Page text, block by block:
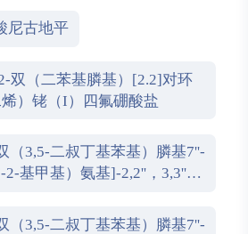
尼古地平
双（二苯基膦基）[2.2]对环
）铑（I）四氟硼酸盐
（3,5-二叔丁基苯基）膦基7''-
基甲基）氨基]-2,2''，3,3''-
（3,5-二叔丁基苯基）膦基7''-